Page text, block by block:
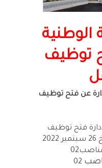
الوطنية
توظيف
عن فتح توظيف
فتح توظيف